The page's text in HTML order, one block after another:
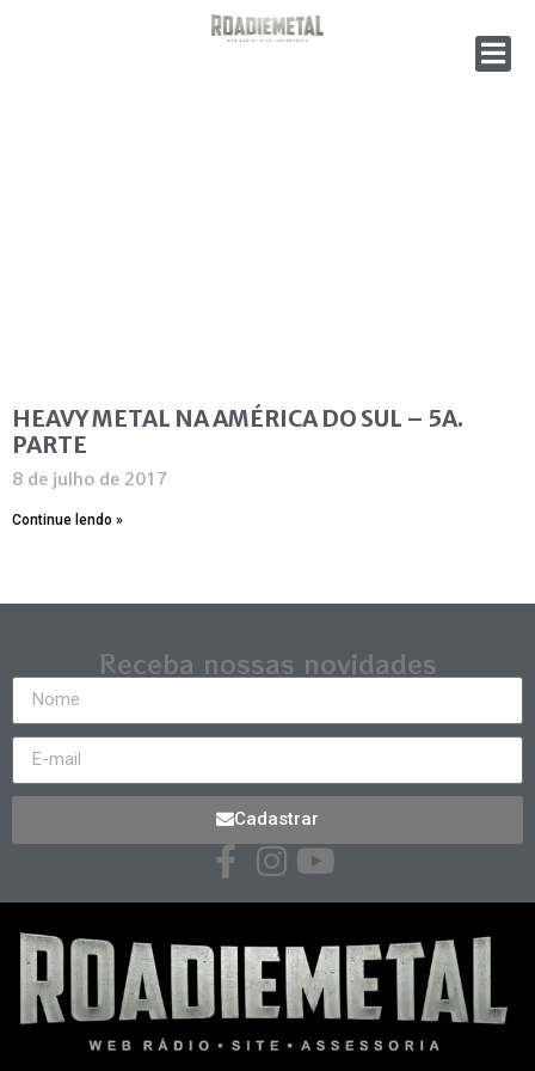
HEAVY METAL NA AMÉRICA DO SUL – 5A.
PARTE
8 de julho de 2017
Continue lendo »
Receba nossas novidades
Cadastrar